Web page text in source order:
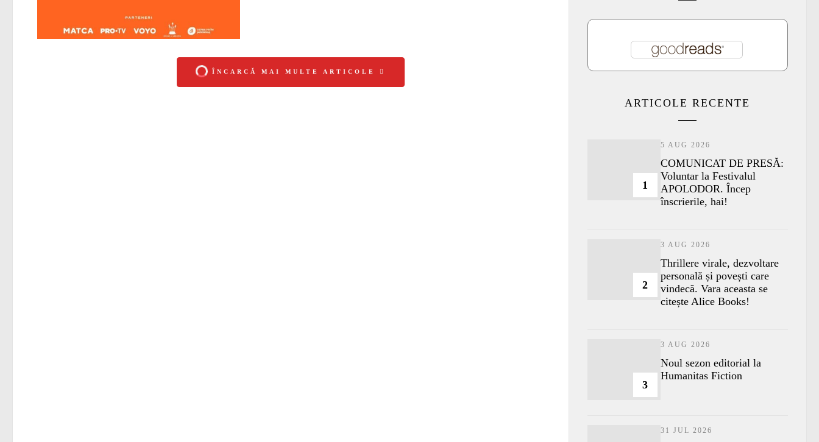
ÎNCARCĂ MAI MULTE ARTICOLE
ARTICOLE RECENTE
1
5 AUG 2026
COMUNICAT DE PRESĂ:
Voluntar la Festivalul
APOLODOR. Încep
înscrierile, hai!
2
3 AUG 2026
Thrillere virale, dezvoltare
personală și povești care
vindecă. Vara aceasta se
citește Alice Books!
3
3 AUG 2026
​Noul sezon editorial la
Humanitas Fiction
31 JUL 2026